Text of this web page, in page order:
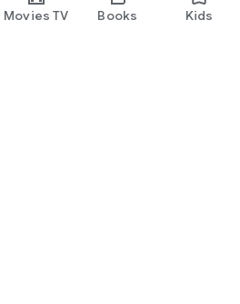
Movies TV Books Kids